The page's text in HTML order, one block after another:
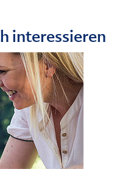
interessieren